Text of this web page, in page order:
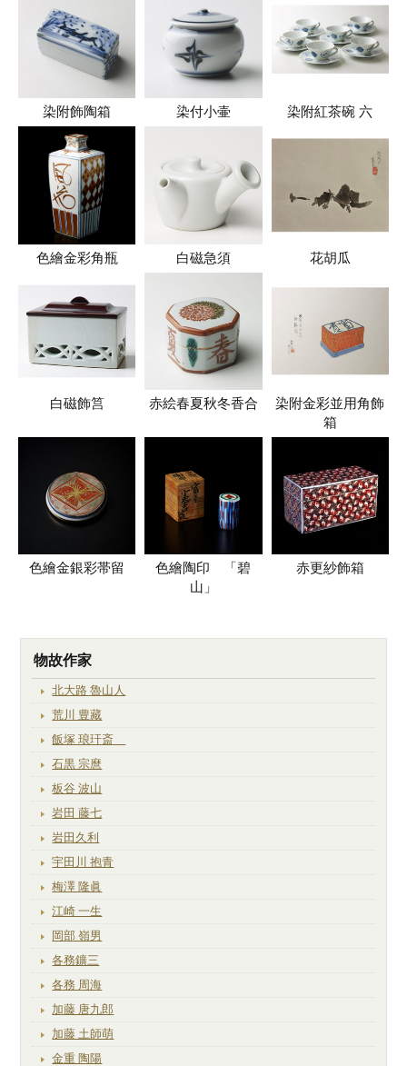
染附飾陶箱 染付小壷 染附紅茶碗 六
色繪金彩角瓶 白磁急須 花胡瓜
白磁飾筥 赤絵春夏秋冬香合
染附金彩並用角飾
箱
色繪金銀彩帯留
色繪陶印 「碧
山」
赤更紗飾箱
物故作家
北大路 魯山人
荒川 豊藏
飯塚 琅玕斎
石黒 宗麿
板谷 波山
岩田 藤七
岩田久利
宇田川 抱青
梅澤 隆眞
江崎 一生
岡部 嶺男
各務鑛三
各務 周海
加藤 唐九郎
加藤 土師萌
金重 陶陽